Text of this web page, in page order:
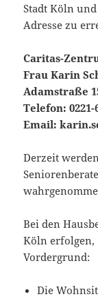
Stadt Köln
Adresse zu
Caritas-
Frau Karin
Adamstraße
Telefon: 0221-
Email:
Derzeit
Bei den
Köln erfolgen,
Vordergrund:
Die